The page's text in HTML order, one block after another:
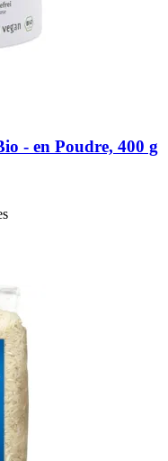
-​ en Poudre, 400 g